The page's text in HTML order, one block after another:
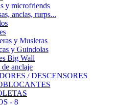
y microfriends
anclas, rurps...
y Musleras
y Guindolas
Big Wall
de anclaje
/ DESCENSORES
- 8